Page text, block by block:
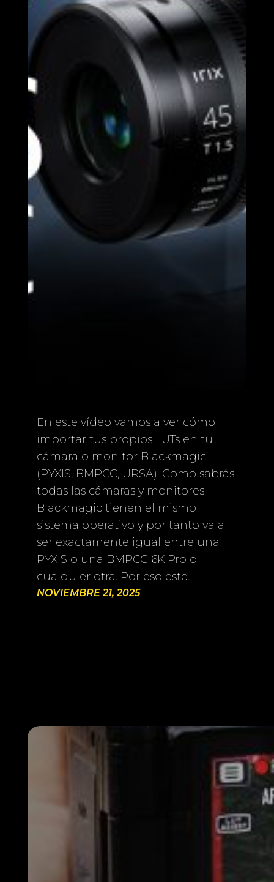
En este vídeo vamos a ver cómo
importar tus propios LUTs en tu
cámara o monitor Blackmagic
(PYXIS, BMPCC, URSA). Como sabrás
todas las cámaras y monitores
Blackmagic tienen el mismo
sistema operativo y por tanto va a
ser exactamente igual entre una
PYXIS o una BMPCC 6K Pro o
cualquier otra. Por eso este…
NOVIEMBRE 21, 2025